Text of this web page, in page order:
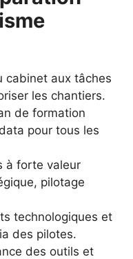
cabinet aux tâches
les chantiers.
de formation
pour tous les
à forte valeur
pilotage
technologiques et
des pilotes.
des outils et